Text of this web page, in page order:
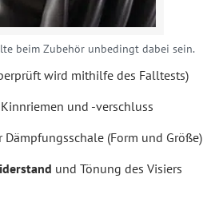
beim Zubehör unbedingt dabei sein.
wird mithilfe des Falltests)
und -verschluss
Dämpfungsschale (Form und Größe)
und Tönung des Visiers